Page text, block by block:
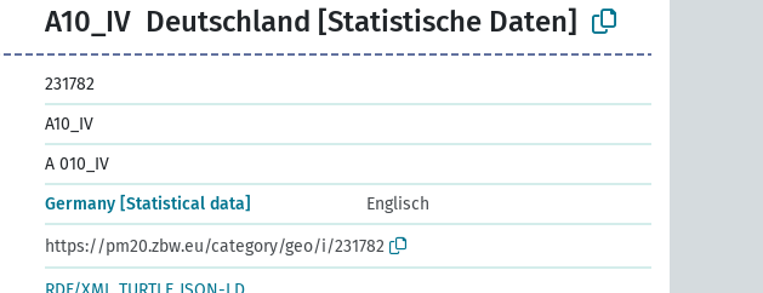
A10_IV Deutschland [Statistische Daten]
231782
A10_IV
A 010_IV
Germany [Statistical data]
Englisch
https://pm20.zbw.eu/category/geo/i/231782